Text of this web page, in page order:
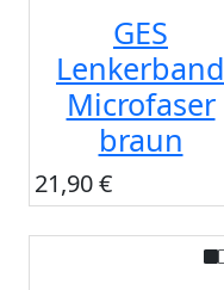
GES
Lenkerband
Microfaser
braun
21,90 €